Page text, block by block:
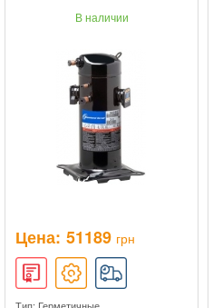
В наличии
Цена: 51189 грн